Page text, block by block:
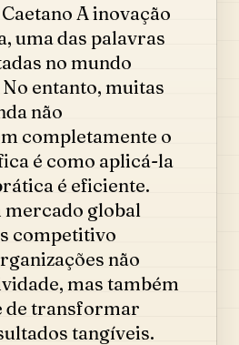
A inovação
uma das palavras
no mundo
entanto, muitas
não
completamente o
é como aplicá-la
é eficiente.
mercado global
competitivo
não
mas também
de transformar
tangíveis.